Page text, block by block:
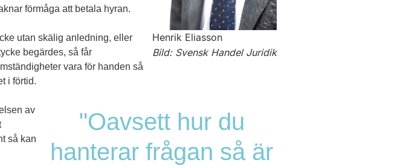
Henrik Eliasson
Bild: Svensk Handel Juridik
förmåga att betala hyran.
utan skälig anledning, eller
begärdes, så får
vara för handen så
i förtid.
"Oavsett hur du
hanterar frågan så är
av
så kan